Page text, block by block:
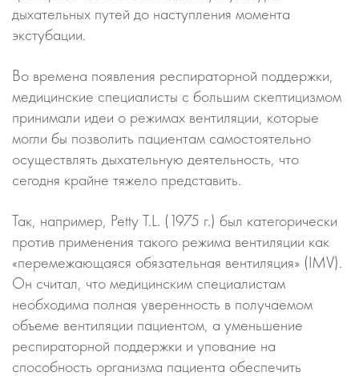
дыхательных путей до наступления момента
экстубации.
Во времена появления респираторной поддержки,
медицинские специалисты с большим скептицизмом
принимали идеи о режимах вентиляции, которые
могли бы позволить пациентам самостоятельно
осуществлять дыхательную деятельность, что
сегодня крайне тяжело представить.
Так, например, Petty T.L. (1975 г.) был категорически
против применения такого режима вентиляции как
«перемежающаяся обязательная вентиляция» (IMV).
Он считал, что медицинским специалистам
необходима полная уверенность в получаемом
объеме вентиляции пациентом, а уменьшение
респираторной поддержки и упование на
способность организма пациента обеспечить